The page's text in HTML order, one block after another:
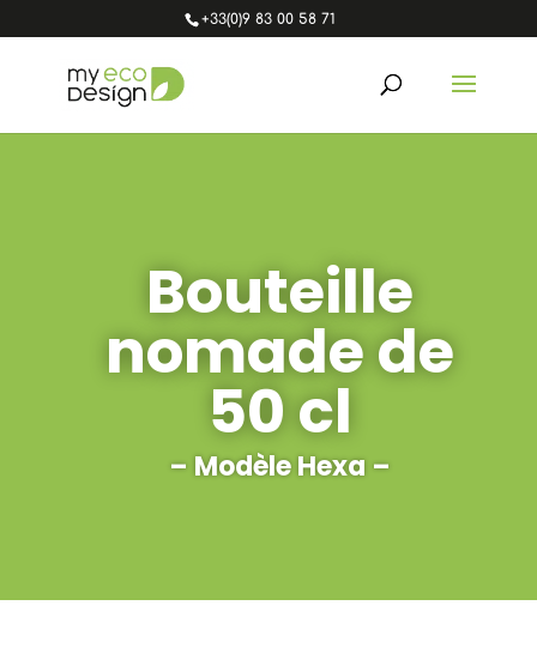
+33(0)9 83 00 58 71
Bouteille
nomade de
50 cl
– Modèle Hexa –